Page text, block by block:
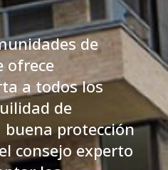
de
ofrece
a todos los
de
protección
consejo experto